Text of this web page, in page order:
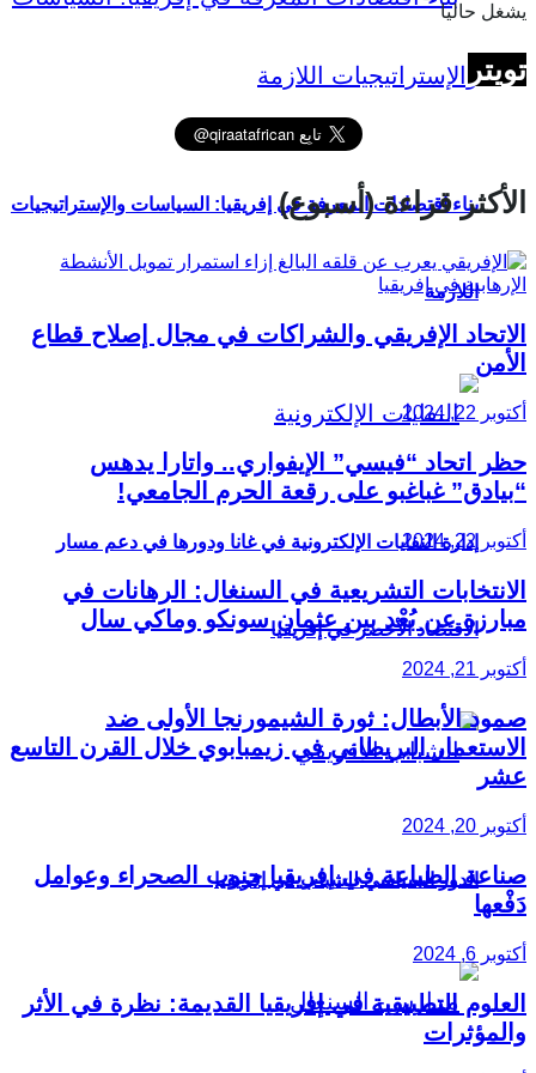
بناء اقتصادات المعرفة في إفريقيا: السياسات والإستراتيجيات
اللازمة
إدارة النفايات الإلكترونية في غانا ودورها في دعم مسار
الاقتصاد الأخضر في إفريقيا
الدور السياسي للشباب في إفريقيا
يشغل حاليا
تويتر
الأكثر قراءة (أسبوع)
الاتحاد الإفريقي والشراكات في مجال إصلاح قطاع
الأمن
أكتوبر 22, 2024
حظر اتحاد “فيسي” الإيفواري.. واتارا يدهس
“بيادق” غباغبو على رقعة الحرم الجامعي!
أكتوبر 22, 2024
الانتخابات التشريعية في السنغال: الرهانات في
مبارزة عن بُعْد بين عثمان سونكو وماكي سال
أكتوبر 21, 2024
صمود الأبطال: ثورة الشيمورنجا الأولى ضد
الاستعمار البريطاني في زيمبابوي خلال القرن التاسع
عشر
أكتوبر 20, 2024
صناعة الطباعة في إفريقيا جنوب الصحراء وعوامل
دَفْعها
أكتوبر 6, 2024
العلوم التطبيقية في إفريقيا القديمة: نظرة في الأثر
والمؤثرات